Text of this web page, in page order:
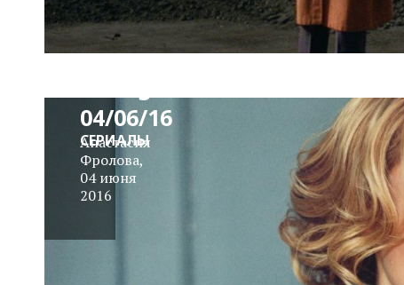
Serial
04/06/16
Анастасия
Фролова,
04 июня
2016
СЕРИАЛЫ